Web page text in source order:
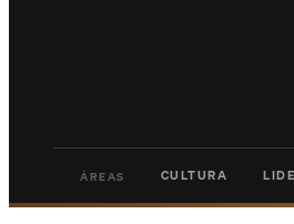
ÁREAS CULTURA